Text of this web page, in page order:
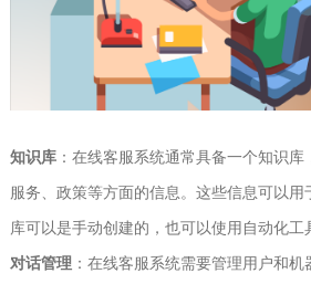
知识库：在线客服系统通常具备一个知识库
服务、政策等方面的信息。这些信息可以用
库可以是手动创建的，也可以使用自动化工
对话管理：在线客服系统需要管理用户和机